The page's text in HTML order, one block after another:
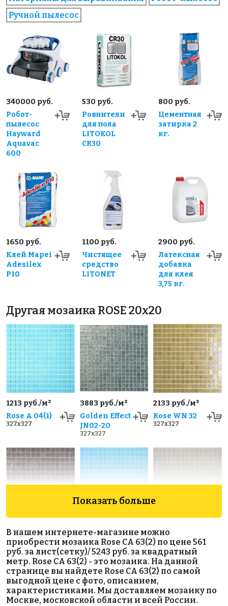
Ручной пылесос
340000 руб.
Робот-
пылесос
Hayward
Aquavac
600
530 руб.
Ровнители
для пола
LITOKOL
CR30
800 руб.
Цементная
затирка 2
кг.
1650 руб.
Клей Mapei
Adesilex
P10
1100 руб.
Чистящее
средство
LITONET
2900 руб.
Латексная
добавка
для клея
3,75 кг.
Другая мозаика ROSE 20x20
1213 руб./м²
Rose A 04(1)
327x327
3883 руб./м²
Golden Effect
JN02-20
327x327
2133 руб./м²
Rose WN 32
327x327
Rose G 48
327x327
Rose A 13(2)
327x327
Rose A 107(2)
327x327
Показать больше
В нашем интернете-магазине можно
приобрести мозаика Rose CA 63(2) по цене 561
руб. за лист(сетку)/ 5243 руб. за квадратный
метр. Rose CA 63(2) - это мозаика. На данной
странице вы найдете Rose CA 63(2) по самой
выгодной цене с фото, описанием,
характеристиками. Мы доставляем мозаику по
Москве, московской области и всей России.